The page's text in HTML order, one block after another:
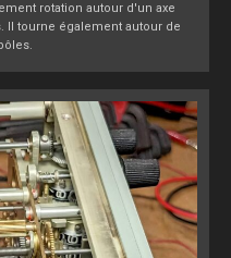
rotation autour d'un axe
Il tourne également autour de